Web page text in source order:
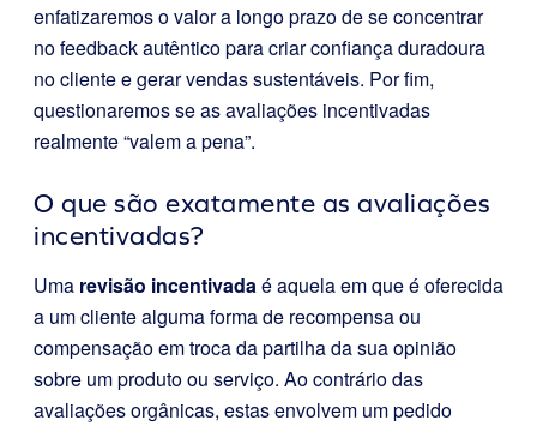
enfatizaremos o valor a longo prazo de se concentrar
no feedback autêntico para criar confiança duradoura
no cliente e gerar vendas sustentáveis. Por fim,
questionaremos se as avaliações incentivadas
realmente “valem a pena”.
O que são exatamente as avaliações
incentivadas?
Uma revisão incentivadaé aquela em que é oferecida
a um cliente alguma forma de recompensa ou
compensação em troca da partilha da sua opinião
sobre um produto ou serviço. Ao contrário das
avaliações orgânicas, estas envolvem um pedido